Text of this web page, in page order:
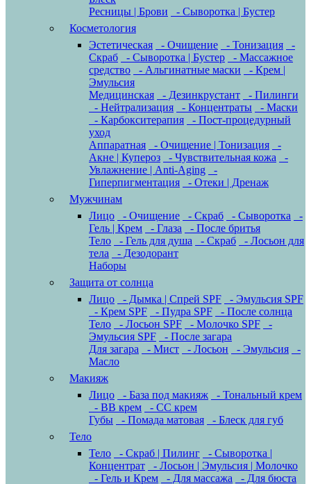
Ресницы | Брови
- Сыворотка | Бустер
Косметология
Эстетическая
- Очищение - Тонизация
-
Скраб
- Сыворотка | Бустер
- Массажное
средство
- Альгинатные маски
- Крем |
Эмульсия
Медицинская
- Дезинкрустант
- Пилинги
- Нейтрализация
- Концентраты
- Маски
- Карбокситерапия
- Пост-процедурный
уход
Аппаратная
- Очищение | Тонизация
-
Акне | Купероз
- Чувствительная кожа
-
Увлажнение | Anti-Aging
-
Гиперпигментация
- Отеки | Дренаж
Мужчинам
Лицо
- Очищение - Скраб - Сыворотка
-
Гель | Крем
- Глаза
- После бритья
Тело
- Гель для душа - Скраб
- Лосьон для
тела
- Дезодорант
Наборы
Защита от солнца
Лицо
- Дымка | Спрей SPF
- Эмульсия SPF
- Крем SPF
- Пудра SPF
- После солнца
Тело
- Лосьон SPF - Молочко SPF
-
Эмульсия SPF
- После загара
Для загара
- Мист - Лосьон - Эмульсия
-
Масло
Макияж
Лицо
- База под макияж
- Тональный крем
- BB крем
- CC крем
Губы
- Помада матовая
- Блеск для губ
Тело
Тело
- Скраб | Пилинг
- Сыворотка |
Концентрат
- Лосьон | Эмульсия | Молочко
- Гель и Крем
- Для массажа
- Для бюста